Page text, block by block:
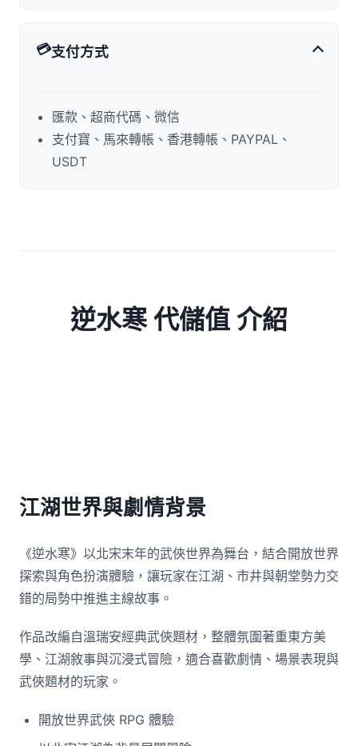
💳支付方式
匯款、超商代碼、微信
支付寶、馬來轉帳、香港轉帳、PAYPAL、
USDT
逆水寒 代儲值 介紹
江湖世界與劇情背景
《逆水寒》以北宋末年的武俠世界為舞台，結合開放世界
探索與角色扮演體驗，讓玩家在江湖、市井與朝堂勢力交
錯的局勢中推進主線故事。
作品改編自溫瑞安經典武俠題材，整體氛圍著重東方美
學、江湖敘事與沉浸式冒險，適合喜歡劇情、場景表現與
武俠題材的玩家。
開放世界武俠 RPG 體驗